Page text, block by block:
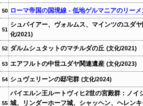
50 ローマ帝国の国境線 - 低地ゲルマニアのリーメ
51
シュパイアー、ヴォルムス、マインツのユダ
化/2021)
52 ダルムシュタットのマチルダの丘 (文化/2021)
53 エアフルトの中世ユダヤ関連遺産 (文化/2023)
54 シュヴェリーンの邸宅群 (文化/2024)
55
バイエルン王ルートヴィヒ2世の宮殿群：ノイ
城、リンダーホーフ城、シャッヘン、ヘレン